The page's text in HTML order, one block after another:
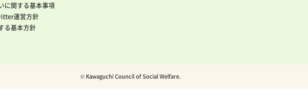
に関する基本事項
運営方針
る基本方針
© Kawaguchi Council of Social Welfare.